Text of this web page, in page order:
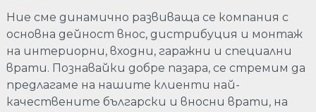
Ние сме динамично развиваща се компания с
основна дейност внос, дистрибуция и монтаж
на интериорни, входни, гаражни и специални
врати. Познавайки добре пазара, се стремим да
предлагаме на нашите клиенти най-
качествените български и вносни врати, на